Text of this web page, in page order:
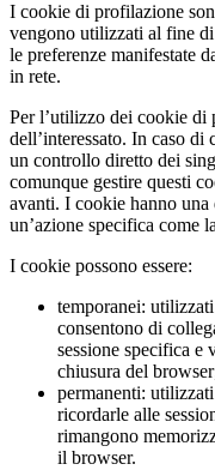
I cookie di profilazione
vengono utilizzati al fine
le preferenze manifestate
in rete.
Per l’utilizzo dei cookie di
dell’interessato. In caso di
un controllo diretto dei
comunque gestire questi
avanti. I cookie hanno una
un’azione specifica come
I cookie possono essere:
temporanei:
consentono di
sessione specifica e
chiusura del
permanenti:
ricordarle alle
rimangono
il browser.